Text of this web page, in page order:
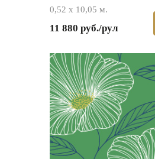
0,52 х 10,05 м.
11 880 руб./рул